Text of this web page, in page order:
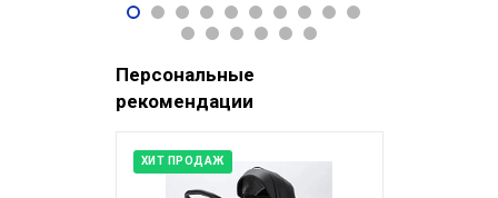
Р
Персональные
рекомендации
ХИТ ПРОДАЖ